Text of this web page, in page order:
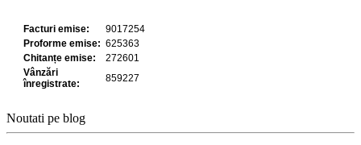
Noutati pe blog